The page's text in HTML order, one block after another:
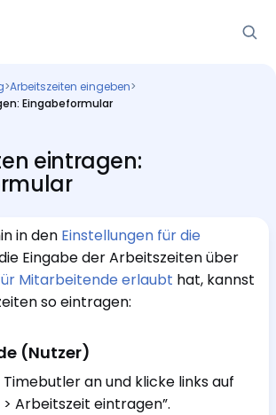
>Arbeitszeiten eingeben>
Eingabeformular
eintragen:
in den Einstellungen für die
Eingabe der Arbeitszeiten über
Mitarbeitende erlaubt hat, kannst
so eintragen:
(Nutzer)
an und klicke links auf
Arbeitszeit eintragen”.